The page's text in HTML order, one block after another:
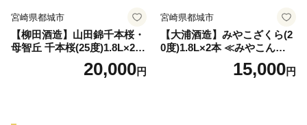
宮崎県都城市
【柳田酒造】山田錦千本桜・
母智丘 千本桜(25度)1.8L×2本
≪みやこんじょ特急便≫_AC
20,000円
宮崎県都城市
【大浦酒造】みやこざくら(2
0度)1.8L×2本 ≪みやこんじょ
特急便≫_MJ-077115,000円